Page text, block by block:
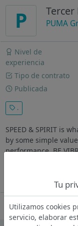
P PUMA
Nivel de
experiencia
Tipo de contrato
Publicada
.
SPEED & SPIRIT is
by some simple
performance, BE
TOGETHER in our
Tu
Utilizamos cookies
servicio, elaborar